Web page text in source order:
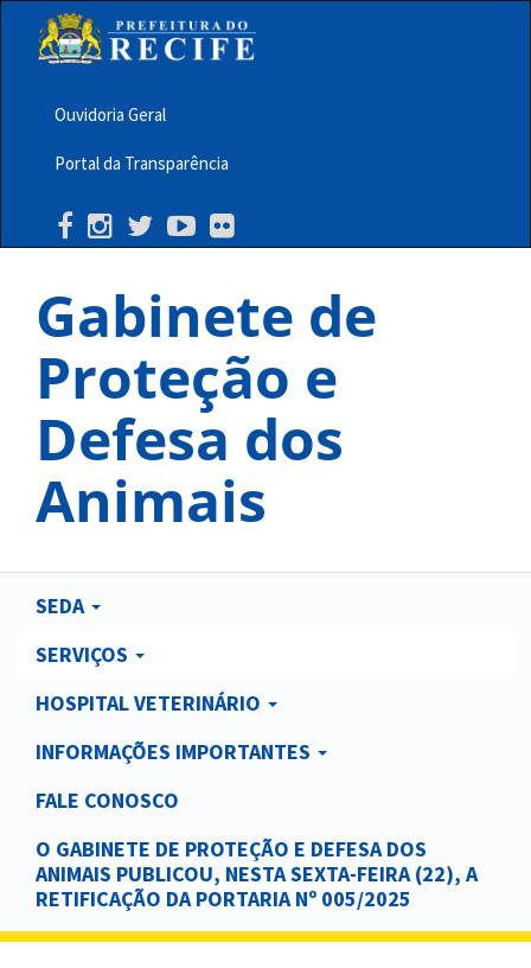
principalMenu
Barra
Topo
PCR
Ouvidoria Geral
Portal da Transparência
Gabinete de
Proteção e
Defesa dos
Animais
Main
navigation
SEDA
SERVIÇOS
HOSPITAL VETERINÁRIO
INFORMAÇÕES IMPORTANTES
FALE CONOSCO
O GABINETE DE PROTEÇÃO E DEFESA DOS
ANIMAIS PUBLICOU, NESTA SEXTA-FEIRA (22), A
RETIFICAÇÃO DA PORTARIA Nº 005/2025